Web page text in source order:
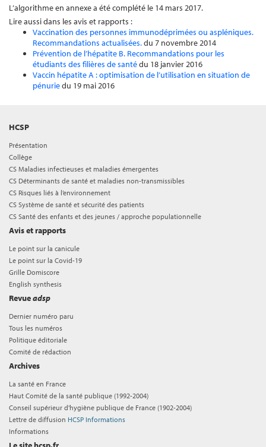
L’algorithme en annexe a été complété le 14 mars 2017.
Lire aussi dans les avis et rapports :
Vaccination des personnes immunodéprimées ou aspléniques.
Recommandations actualisées.du 7 novembre 2014
Prévention de l’hépatite B. Recommandations pour les
étudiants des filières de santédu 18 janvier 2016
Vaccin hépatite A : optimisation de l’utilisation en situation de
pénuriedu 19 mai 2016
HCSP
Présentation
Collège
CS Maladies infectieuses et maladies émergentes
CS Déterminants de santé et maladies non-transmissibles
CS Risques liés à l’environnement
CS Système de santé et sécurité des patients
CS Santé des enfants et des jeunes / approche populationnelle
Avis et rapports
Le point sur la canicule
Le point sur la Covid-19
Grille Domiscore
English synthesis
Revueadsp
Dernier numéro paru
Tous les numéros
Politique éditoriale
Comité de rédaction
Archives
La santé en France
Haut Comité de la santé publique (1992-2004)
Conseil supérieur d'hygiène publique de France (1902-2004)
Lettre de diffusion HCSP Informations
Informations